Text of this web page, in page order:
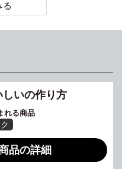
る
いの作り方
れる商品
品の詳細